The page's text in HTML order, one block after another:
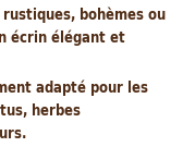
bohèmes ou
écrin élégant et
adapté pour les
herbes